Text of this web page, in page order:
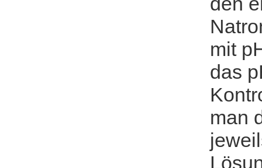
mit
das
man